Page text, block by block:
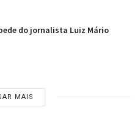
do jornalista Luiz Mário
MAIS